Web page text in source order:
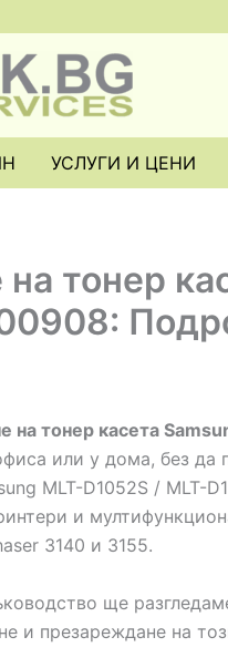
УСЛУГИ И ЦЕНИ
тонер
на тонер касета
или у дома, без
MLT-D1052S / MLT-
и
3140 и 3155.
ще
и презареждане на